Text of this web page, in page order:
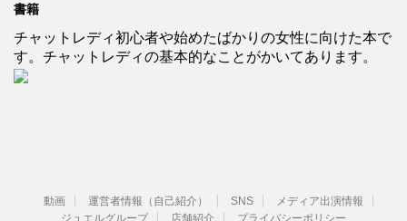
書籍
チャットレディ初心者や始めたばかりの女性に向けた本で
す。チャットレディの基本的なことがかいてあります。
動画 運営者情報（自己紹介） SNS
メディア出演情報
ジュエルグループ
店舗紹介 プライバシーポリシー